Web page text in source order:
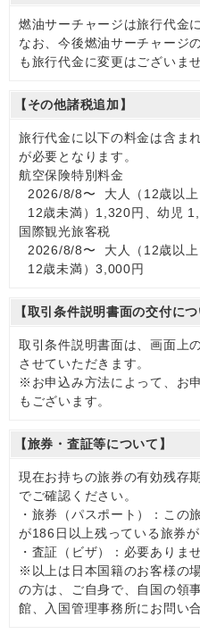
燃油サーチャージは旅行代金
なお、今後燃油サーチャージ
も旅行代金に変更はございませ
【その他諸税追加】
旅行代金に以下の料金は含ま
が必要となります。
航空保険特別料金
2026/8/8〜 大人（12歳以
12歳未満）1,320円、幼児
国際観光旅客税
2026/8/8〜 大人（12歳以
12歳未満）3,000円
【取引条件説明書面の交付につ
取引条件説明書面は、画面上
させていただきます。
※お申込み方法によって、お
もございます。
【旅券・査証等について】
現在お持ちの旅券の有効残存
でご確認ください。
・旅券（パスポート）：この
が186日以上残っている旅券が
・査証（ビザ）：必要ありませ
※以上は日本国籍のお客様の
の方は、ご自身で、自国の領
館、入国管理事務所にお問い